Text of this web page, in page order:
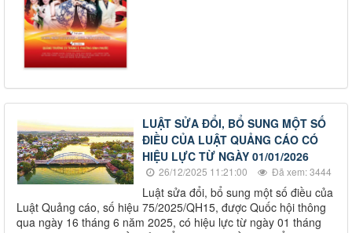
LUẬT SỬA ĐỔI, BỔ SUNG MỘT SỐ
ĐIỀU CỦA LUẬT QUẢNG CÁO CÓ
HIỆU LỰC TỪ NGÀY 01/01/2026
26/12/2025 11:21:00 Đã xem: 3444
Luật sửa đổi, bổ sung một số điều của
Luật Quảng cáo, số hiệu 75/2025/QH15, được Quốc hội thông
qua ngày 16 tháng 6 năm 2025, có hiệu lực từ ngày 01 tháng